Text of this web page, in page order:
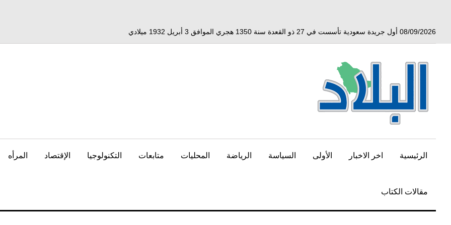
08/09/2026 أول جريدة سعودية تأسست في 27 ذو القعدة سنة 1350 هجري الموافق 3 أبريل 1932 ميلادي
الرئيسية اخر الاخبار الأولى السياسة الرياضة المحليات متابعات التكنولوجيا الإقتصاد المرأه
مقالات الكتاب